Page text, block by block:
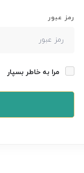
رمز عبور
مرا به خاطر بسپار